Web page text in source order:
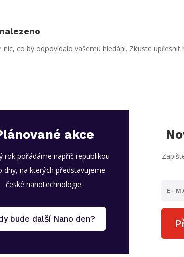
nic, co by odpovídalo vašemu hledání. Zkuste
akce
rok pořádáme napříč republikou
dny, na kterých představujeme
české nanotechnologie.
bude další Nano den?